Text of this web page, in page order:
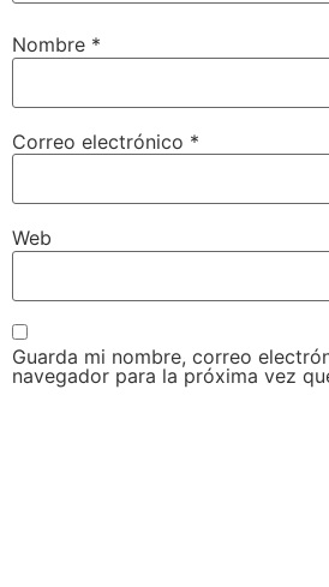
Nombre *
Correo electrónico *
Web
Guarda mi nombre, correo
navegador para la próxima vez